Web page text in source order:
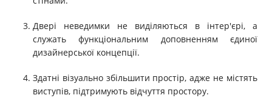
Двері неведимки не виділяються в інтер'єрі, а
служать функціональним доповненням єдиної
дизайнерської концепції.
Здатні візуально збільшити простір, адже не містять
виступів, підтримують відчуття простору.